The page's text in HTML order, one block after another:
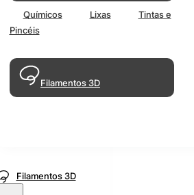
Químicos Lixas
Tintas e
Pincéis
Filamentos 3D
Filamentos 3D